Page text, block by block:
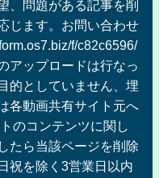
、問題がある記事を削
じます。お問い合わせ
f/c82c6596/
アップロードは行なっ
的としていません、埋
各動画共有サイト元へ
のコンテンツに関し
たら当該ページを削除
祝を除く3営業日以内